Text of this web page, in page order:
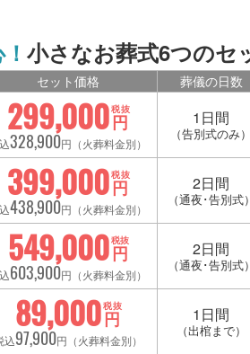
小さなお葬式6つのセ
セット価格 葬儀の日数
299,000円
税抜
328,900円（火葬料金別）
1日間
（告別式のみ）
399,000円
税抜
438,900円（火葬料金別）
2日間
（通夜･告別式）
549,000円
税抜
603,900円（火葬料金別）
2日間
（通夜･告別式）
89,000円
税抜
込97,900円（火葬料金別）
1日間
（出棺まで）